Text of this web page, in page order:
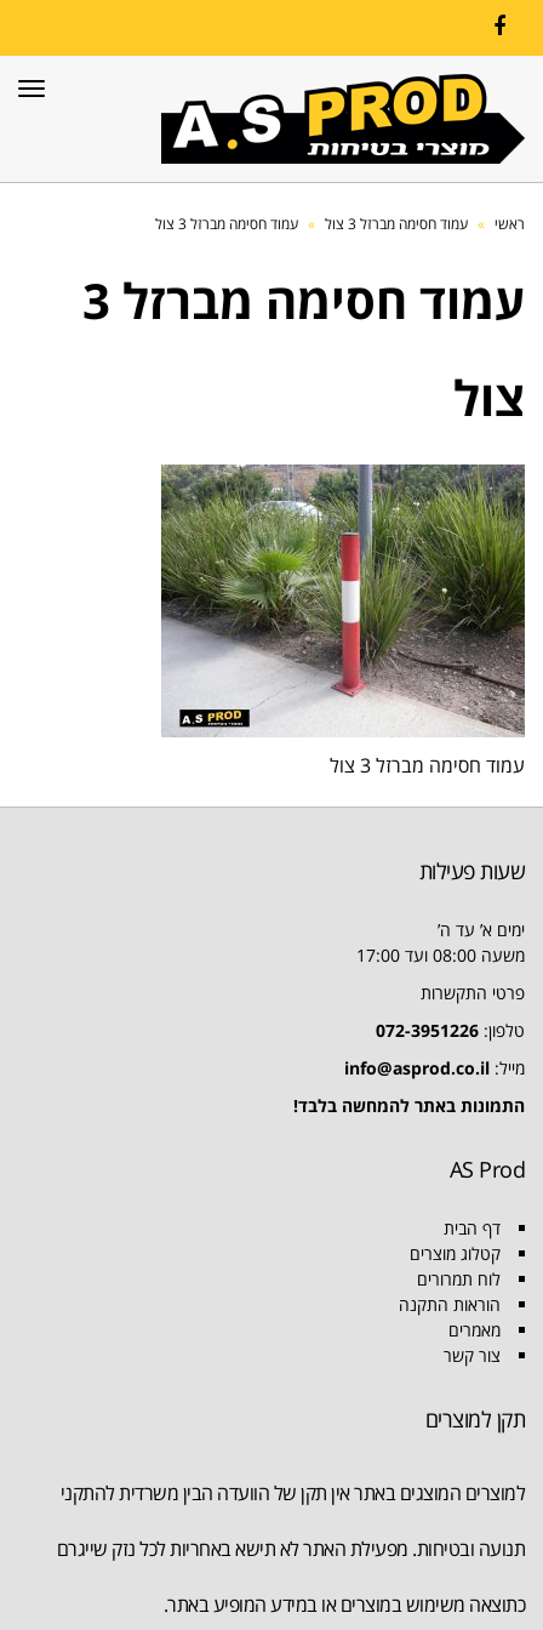
Facebook
ראשי » עמוד חסימה מברזל 3 צול » עמוד חסימה מברזל 3 צול
עמוד חסימה מברזל 3
צול
עמוד חסימה מברזל 3 צול
שעות פעילות
ימים א’ עד ה’
משעה 08:00 ועד 17:00
פרטי התקשרות
טלפון: 072-3951226
מייל: info@asprod.co.il
התמונות באתר להמחשה בלבד!
AS Prod
דף הבית
קטלוג מוצרים
לוח תמרורים
הוראות התקנה
מאמרים
צור קשר
תקן למוצרים
למוצרים המוצגים באתר אין תקן של הוועדה הבין משרדית להתקני
תנועה ובטיחות. מפעילת האתר לא תישא באחריות לכל נזק שייגרם
כתוצאה משימוש במוצרים או במידע המופיע באתר.